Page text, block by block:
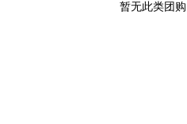
暂无此类团